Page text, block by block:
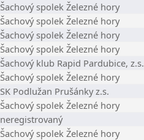
Šachový spolek Železné hory
Šachový spolek Železné hory
Šachový spolek Železné hory
Šachový spolek Železné hory
Šachový klub Rapid Pardubice, z.s.
Šachový spolek Železné hory
SK Podlužan Prušánky z.s.
Šachový spolek Železné hory
neregistrovaný
Šachový spolek Železné hory